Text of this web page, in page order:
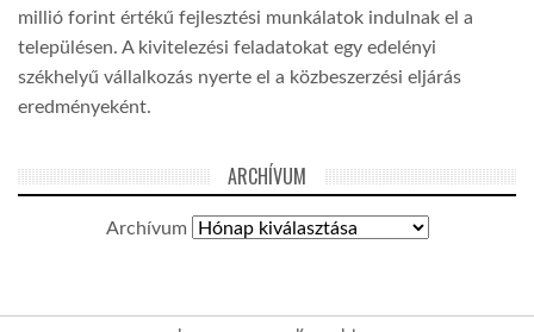
millió forint értékű fejlesztési munkálatok indulnak el a
településen. A kivitelezési feladatokat egy edelényi
székhelyű vállalkozás nyerte el a közbeszerzési eljárás
eredményeként.
ARCHÍVUM
Archívum